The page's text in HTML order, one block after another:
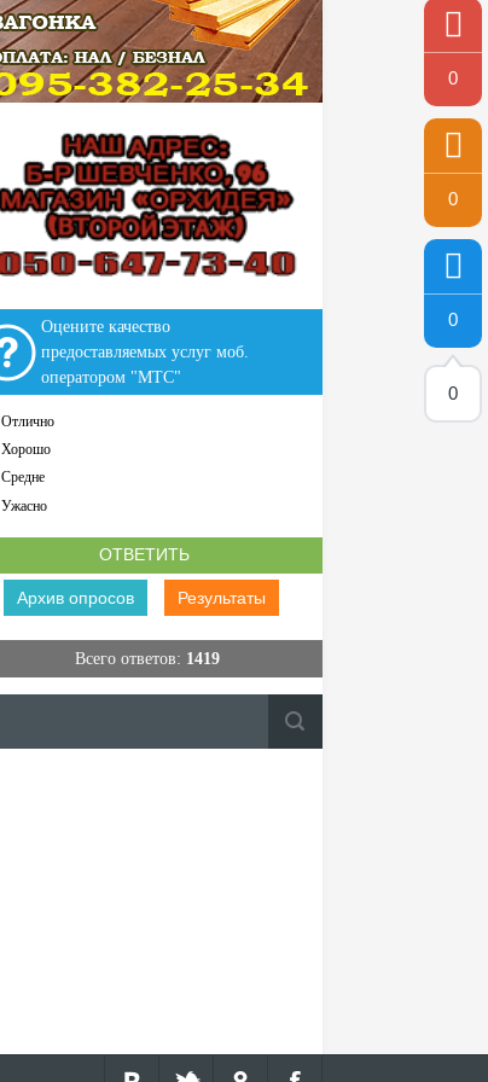
Оцените качество
предоставляемых услуг моб.
оператором "МТС"
Отлично
Хорошо
Средне
Ужасно
Архив опросов Результаты
Всего ответов: 1419
0
0
0
0